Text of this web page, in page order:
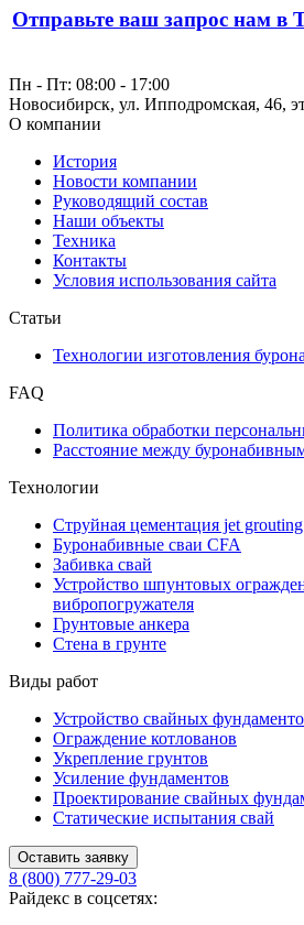
Отправьте ваш запрос нам в
Пн - Пт: 08:00 - 17:00
Новосибирск, ул. Ипподромская, 46,
О компании
История
Новости компании
Руководящий состав
Наши объекты
Техника
Контакты
Условия использования сайта
Статьи
Технологии изготовления
FAQ
Политика обработки
Расстояние между
Технологии
Струйная цементация jet grouting
Буронабивные сваи CFA
Забивка свай
Устройство шпунтовых
вибропогружателя
Грунтовые анкера
Стена в грунте
Виды работ
Устройство свайных
Ограждение котлованов
Укрепление грунтов
Усиление фундаментов
Проектирование свайных
Статические испытания свай
Оставить заявку
8 (800) 777-29-03
Райдекс в соцсетях: